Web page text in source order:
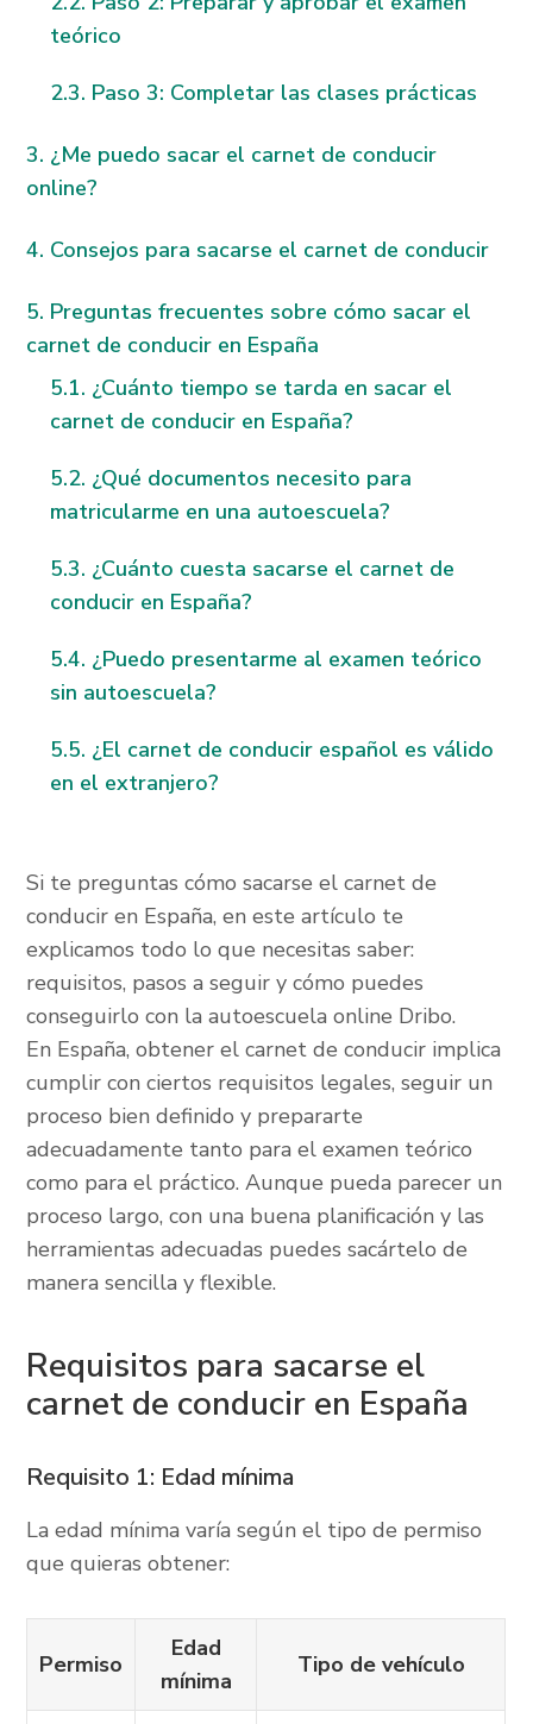
teórico
Paso 3: Completar las clases prácticas
¿Me puedo sacar el carnet de conducir
online?
Consejos para sacarse el carnet de conducir
Preguntas frecuentes sobre cómo sacar el
carnet de conducir en España
¿Cuánto tiempo se tarda en sacar el
carnet de conducir en España?
¿Qué documentos necesito para
matricularme en una autoescuela?
¿Cuánto cuesta sacarse el carnet de
conducir en España?
¿Puedo presentarme al examen teórico
sin autoescuela?
¿El carnet de conducir español es válido
en el extranjero?
Si te preguntas cómo sacarse el carnet de
conducir en España, en este artículo te
explicamos todo lo que necesitas saber:
requisitos, pasos a seguir y cómo puedes
conseguirlo con la autoescuela online Dribo.
En España, obtener el carnet de conducir implica
cumplir con ciertos requisitos legales, seguir un
proceso bien definido y prepararte
adecuadamente tanto para el examen teórico
como para el práctico. Aunque pueda parecer un
proceso largo, con una buena planificación y las
herramientas adecuadas puedes sacártelo de
manera sencilla y flexible.
Requisitos para sacarse el
carnet de conducir en España
Requisito 1: Edad mínima
La edad mínima varía según el tipo de permiso
que quieras obtener:
Permiso
Edad
mínima
Tipo de vehículo